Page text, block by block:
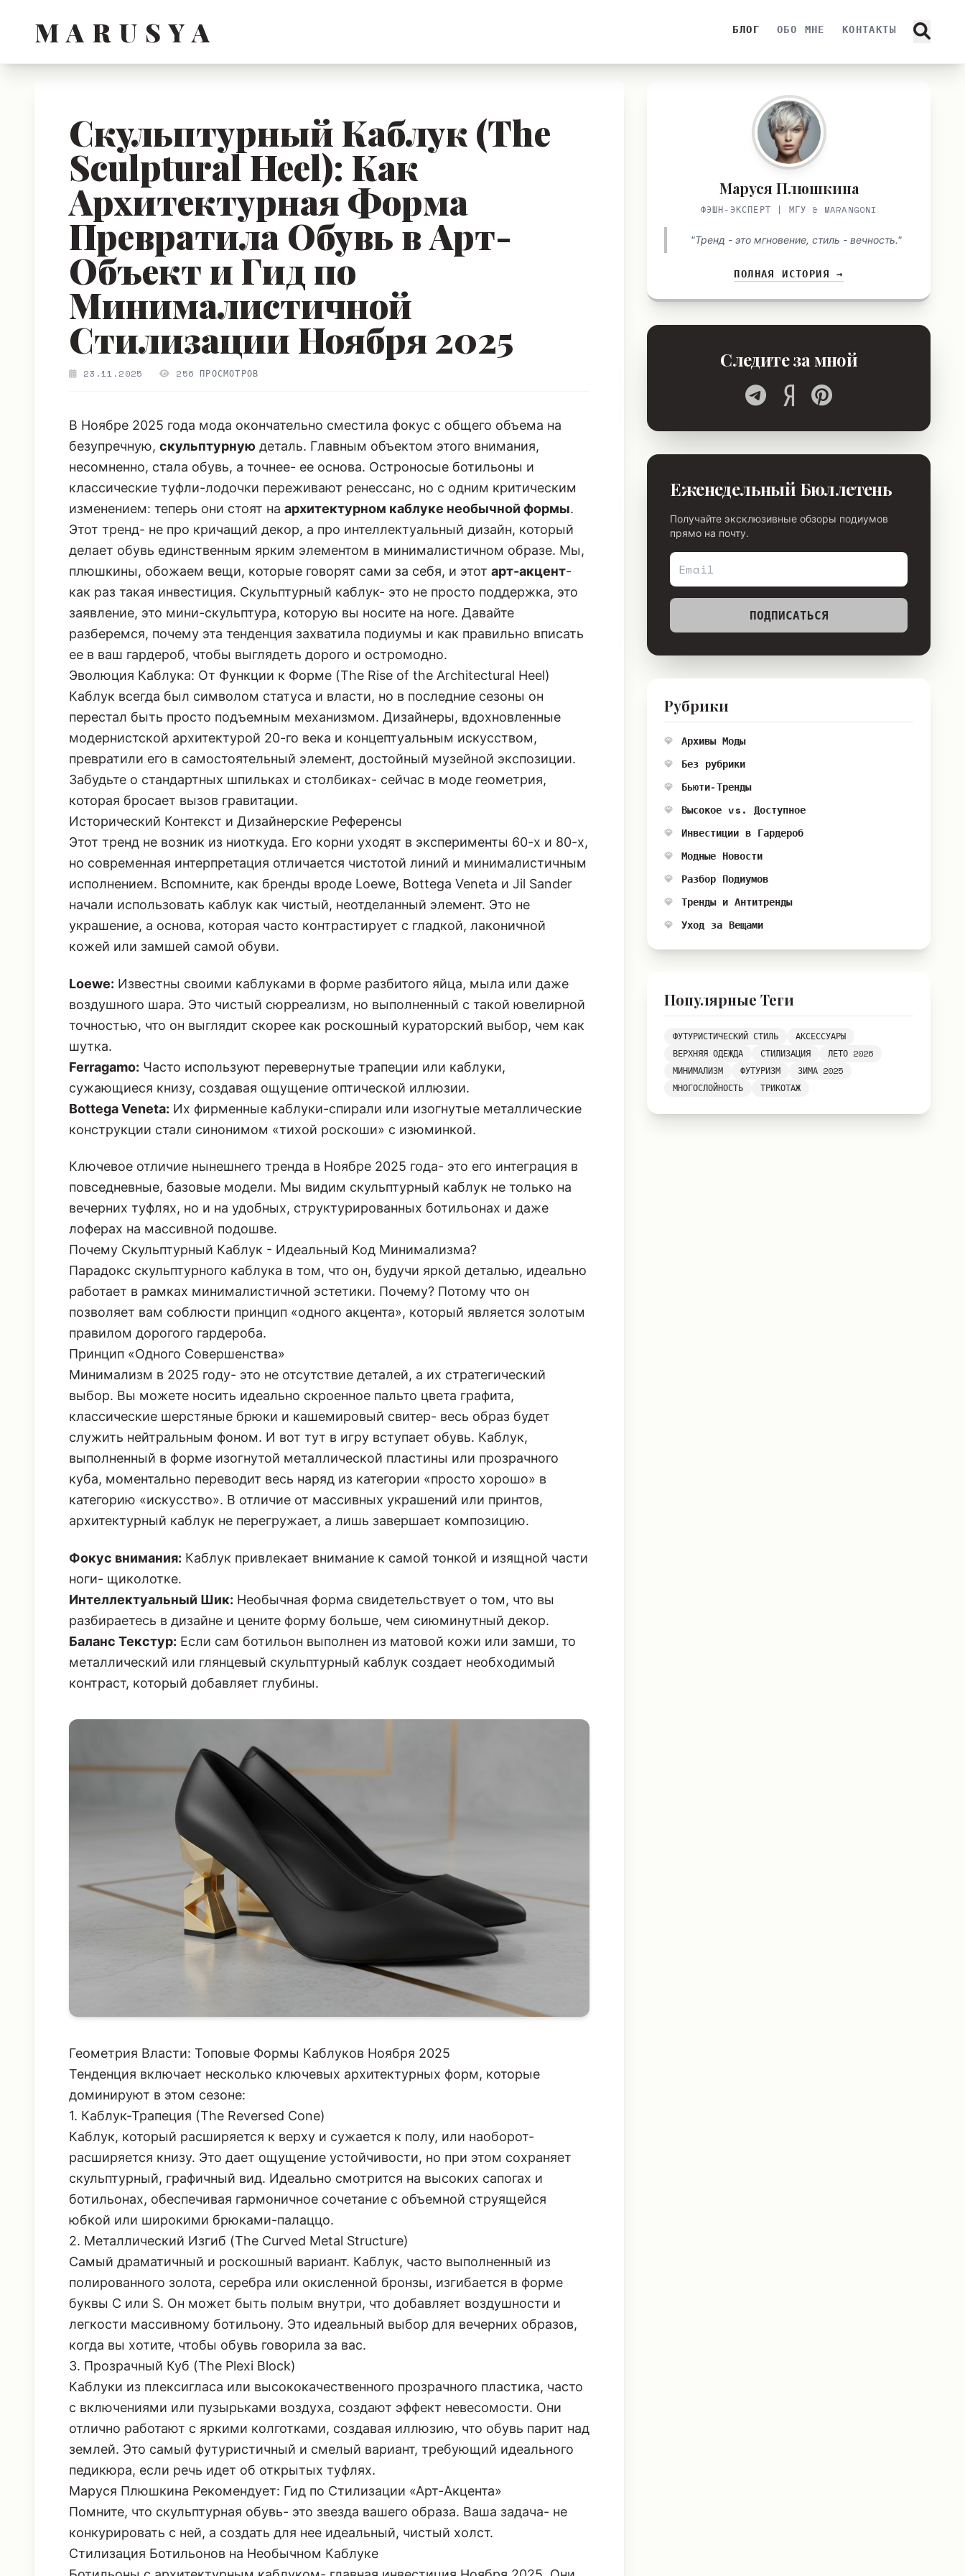
M A R U S Y A БЛОГ ОБО МНЕ КОНТАКТЫ
Скульптурный Каблук (The
Sculptural Heel): Как
Архитектурная Форма
Превратила Обувь в Арт-
Объект и Гид по
Минималистичной
Стилизации Ноября 2025
23.11.2025 256 ПРОСМОТРОВ
В Ноябре 2025 года мода окончательно сместила фокус с общего объема на
безупречную, скульптурную деталь. Главным объектом этого внимания,
несомненно, стала обувь, а точнее- ее основа. Остроносые ботильоны и
классические туфли-лодочки переживают ренессанс, но с одним критическим
изменением: теперь они стоят на архитектурном каблуке необычной формы.
Этот тренд- не про кричащий декор, а про интеллектуальный дизайн, который
делает обувь единственным ярким элементом в минималистичном образе. Мы,
плюшкины, обожаем вещи, которые говорят сами за себя, и этот арт-акцент-
как раз такая инвестиция. Скульптурный каблук- это не просто поддержка, это
заявление, это мини-скульптура, которую вы носите на ноге. Давайте
разберемся, почему эта тенденция захватила подиумы и как правильно вписать
ее в ваш гардероб, чтобы выглядеть дорого и остромодно.
Эволюция Каблука: От Функции к Форме (The Rise of the Architectural Heel)
Каблук всегда был символом статуса и власти, но в последние сезоны он
перестал быть просто подъемным механизмом. Дизайнеры, вдохновленные
модернистской архитектурой 20-го века и концептуальным искусством,
превратили его в самостоятельный элемент, достойный музейной экспозиции.
Забудьте о стандартных шпильках и столбиках- сейчас в моде геометрия,
которая бросает вызов гравитации.
Исторический Контекст и Дизайнерские Референсы
Этот тренд не возник из ниоткуда. Его корни уходят в эксперименты 60-х и 80-х,
но современная интерпретация отличается чистотой линий и минималистичным
исполнением. Вспомните, как бренды вроде Loewe, Bottega Veneta и Jil Sander
начали использовать каблук как чистый, неотделанный элемент. Это не
украшение, а основа, которая часто контрастирует с гладкой, лаконичной
кожей или замшей самой обуви.
Loewe: Известны своими каблуками в форме разбитого яйца, мыла или даже
воздушного шара. Это чистый сюрреализм, но выполненный с такой ювелирной
точностью, что он выглядит скорее как роскошный кураторский выбор, чем как
шутка.
Ferragamo: Часто используют перевернутые трапеции или каблуки,
сужающиеся книзу, создавая ощущение оптической иллюзии.
Bottega Veneta: Их фирменные каблуки-спирали или изогнутые металлические
конструкции стали синонимом «тихой роскоши» с изюминкой.
Ключевое отличие нынешнего тренда в Ноябре 2025 года- это его интеграция в
повседневные, базовые модели. Мы видим скульптурный каблук не только на
вечерних туфлях, но и на удобных, структурированных ботильонах и даже
лоферах на массивной подошве.
Почему Скульптурный Каблук - Идеальный Код Минимализма?
Парадокс скульптурного каблука в том, что он, будучи яркой деталью, идеально
работает в рамках минималистичной эстетики. Почему? Потому что он
позволяет вам соблюсти принцип «одного акцента», который является золотым
правилом дорогого гардероба.
Принцип «Одного Совершенства»
Минимализм в 2025 году- это не отсутствие деталей, а их стратегический
выбор. Вы можете носить идеально скроенное пальто цвета графита,
классические шерстяные брюки и кашемировый свитер- весь образ будет
служить нейтральным фоном. И вот тут в игру вступает обувь. Каблук,
выполненный в форме изогнутой металлической пластины или прозрачного
куба, моментально переводит весь наряд из категории «просто хорошо» в
категорию «искусство». В отличие от массивных украшений или принтов,
архитектурный каблук не перегружает, а лишь завершает композицию.
Фокус внимания: Каблук привлекает внимание к самой тонкой и изящной части
ноги- щиколотке.
Интеллектуальный Шик: Необычная форма свидетельствует о том, что вы
разбираетесь в дизайне и цените форму больше, чем сиюминутный декор.
Баланс Текстур: Если сам ботильон выполнен из матовой кожи или замши, то
металлический или глянцевый скульптурный каблук создает необходимый
контраст, который добавляет глубины.
Геометрия Власти: Топовые Формы Каблуков Ноября 2025
Тенденция включает несколько ключевых архитектурных форм, которые
доминируют в этом сезоне:
1. Каблук-Трапеция (The Reversed Cone)
Каблук, который расширяется к верху и сужается к полу, или наоборот-
расширяется книзу. Это дает ощущение устойчивости, но при этом сохраняет
скульптурный, графичный вид. Идеально смотрится на высоких сапогах и
ботильонах, обеспечивая гармоничное сочетание с объемной струящейся
юбкой или широкими брюками-палаццо.
2. Металлический Изгиб (The Curved Metal Structure)
Самый драматичный и роскошный вариант. Каблук, часто выполненный из
полированного золота, серебра или окисленной бронзы, изгибается в форме
буквы C или S. Он может быть полым внутри, что добавляет воздушности и
легкости массивному ботильону. Это идеальный выбор для вечерних образов,
когда вы хотите, чтобы обувь говорила за вас.
3. Прозрачный Куб (The Plexi Block)
Каблуки из плексигласа или высококачественного прозрачного пластика, часто
с включениями или пузырьками воздуха, создают эффект невесомости. Они
отлично работают с яркими колготками, создавая иллюзию, что обувь парит над
землей. Это самый футуристичный и смелый вариант, требующий идеального
педикюра, если речь идет об открытых туфлях.
Маруся Плюшкина Рекомендует: Гид по Стилизации «Арт-Акцента»
Помните, что скульптурная обувь- это звезда вашего образа. Ваша задача- не
конкурировать с ней, а создать для нее идеальный, чистый холст.
Стилизация Ботильонов на Необычном Каблуке
Маруся Плюшкина
ФЭШН-ЭКСПЕРТ | МГУ & MARANGONI
"Тренд - это мгновение, стиль - вечность."
ПОЛНАЯ ИСТОРИЯ →
Следите за мной
Еженедельный Бюллетень
Получайте эксклюзивные обзоры подиумов
прямо на почту.
ПОДПИСАТЬСЯ
Рубрики
Архивы Моды
Без рубрики
Бьюти-Тренды
Высокое vs. Доступное
Инвестиции в Гардероб
Модные Новости
Разбор Подиумов
Тренды и Антитренды
Уход за Вещами
Популярные Теги
ФУТУРИСТИЧЕСКИЙ СТИЛЬ
АКСЕССУАРЫ
ВЕРХНЯЯ ОДЕЖДА
СТИЛИЗАЦИЯ
ЛЕТО 2026
МИНИМАЛИЗМ
ФУТУРИЗМ
ЗИМА 2025
МНОГОСЛОЙНОСТЬ
ТРИКОТАЖ